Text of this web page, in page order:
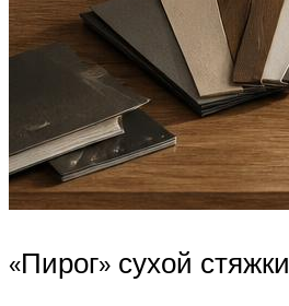
«Пирог» сухой стяжки